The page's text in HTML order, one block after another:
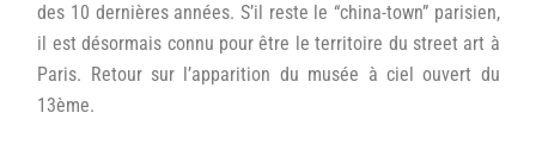
des 10 dernières années. S’il reste le “china-town” parisien,
il est désormais connu pour être le territoire du street art à
Paris. Retour sur l’apparition du musée à ciel ouvert du
13ème.